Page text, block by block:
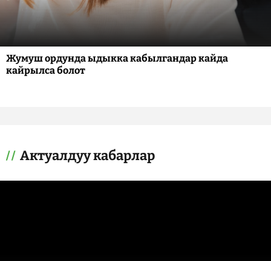
Жумуш ордунда ыдыкка кабылгандар кайда
кайрылса болот
Актуалдуу кабарлар